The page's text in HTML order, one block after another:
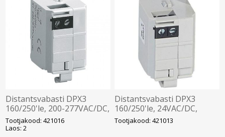
Distantsvabasti DPX3
160/250'le, 200-277VAC/DC,
Legrand
Tootjakood: 421016
Laos: 2
Distantsvabasti DPX3
160/250'le, 24VAC/DC,
Legrand
Tootjakood: 421013